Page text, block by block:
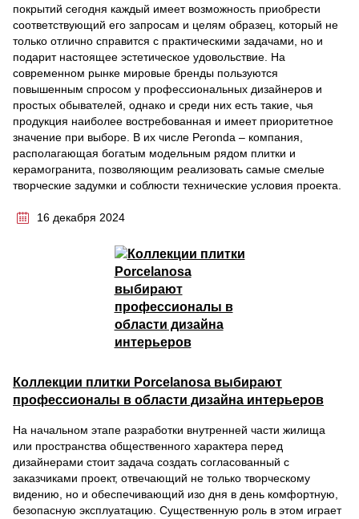
покрытий сегодня каждый имеет возможность приобрести
соответствующий его запросам и целям образец, который не
только отлично справится с практическими задачами, но и
подарит настоящее эстетическое удовольствие. На
современном рынке мировые бренды пользуются
повышенным спросом у профессиональных дизайнеров и
простых обывателей, однако и среди них есть такие, чья
продукция наиболее востребованная и имеет приоритетное
значение при выборе. В их числе Peronda – компания,
располагающая богатым модельным рядом плитки и
керамогранита, позволяющим реализовать самые смелые
творческие задумки и соблюсти технические условия проекта.
16 декабря 2024
Коллекции плитки Porcelanosa выбирают
профессионалы в области дизайна интерьеров
На начальном этапе разработки внутренней части жилища
или пространства общественного характера перед
дизайнерами стоит задача создать согласованный с
заказчиками проект, отвечающий не только творческому
видению, но и обеспечивающий изо дня в день комфортную,
безопасную эксплуатацию. Существенную роль в этом играет